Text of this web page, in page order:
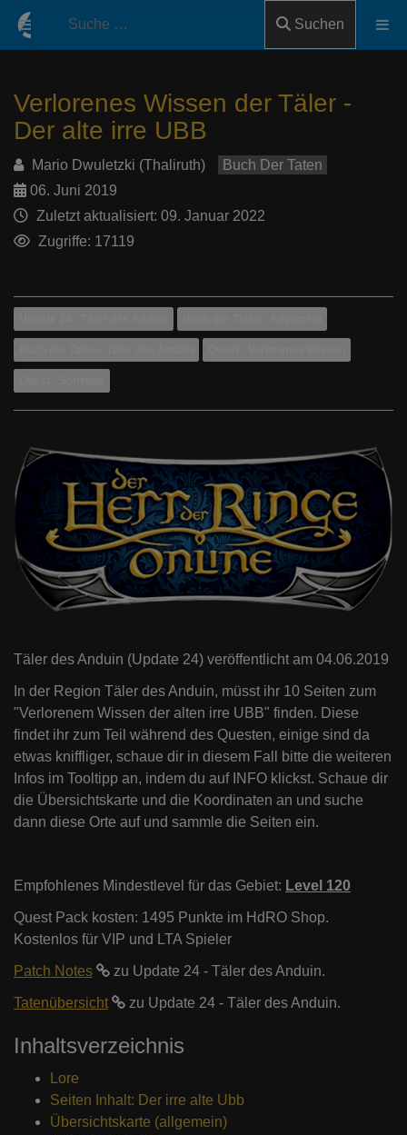
Suchen
Verlorenes Wissen der Täler -
Der alte irre UBB
Mario Dwuletzki (Thaliruth)
Buch Der Taten
06. Juni 2019
Zuletzt aktualisiert: 09. Januar 2022
Zugriffe: 17119
Täler des Anduin (Update 24) veröffentlicht am 04.06.2019
In der Region Täler des Anduin, müsst ihr 10 Seiten zum
"Verlorenem Wissen der alten irre UBB" finden. Diese
findet ihr zum Teil während des Questen, einige sind da
etwas kniffliger, schaue dir in diesem Fall bitte die weiteren
Infos im Tooltipp an, indem du auf INFO klickst. Schaue dir
die Übersichtskarte und die Koordinaten an und suche
dann diese Orte auf und sammle die Seiten ein.
Empfohlenes Mindestlevel für das Gebiet: Level 120
Quest Pack kosten: 1495 Punkte im HdRO Shop.
Kostenlos für VIP und LTA Spieler
Patch Notes zu Update 24 - Täler des Anduin.
Tatenübersicht zu Update 24 - Täler des Anduin.
Inhaltsverzeichnis
Lore
Seiten Inhalt: Der irre alte Ubb
Übersichtskarte (allgemein)